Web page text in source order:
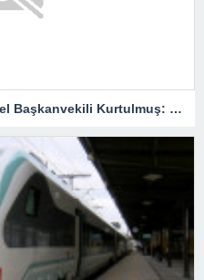
‘Kaset’ kumpası! AK Parti Genel Başkanvekili Kurtulmuş: Savcılar harekete geçmeli